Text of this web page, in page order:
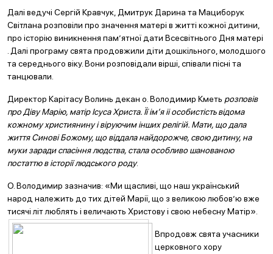
Далі ведучі Сергій Кравчук, Дмитрук Дарина та Мациборук
Світлана розповіли про значення матері в житті кожної дитини,
про історію виникнення пам’ятної дати Всесвітнього Дня матері
. Далі програму свята продовжили діти дошкільного, молодшого
та середнього віку. Вони розповідали вірші, співали пісні та
танцювали.
Директор Карітасу Волинь декан о. Володимир Кметь розповів
про Діву Марію, матір ІсусаХриста. Її ім’я іі особистість відома
кожному християнину і віруючим інших релігій. Мати, щодала
життя Синові Божому, що віддаланайдорожче, свою дитину, на
муки заради спасіння людства, стала особливо шанованою
постаттю в історії людського роду.
О. Володимир зазначив: «Ми щасливі, що наш український
народ належить до тих дітей Марії, що з великою любов’ю вже
тисячі літ люблять і величають Христову і свою небеснуМатір».
Впродовж свята учасники
церковного хору